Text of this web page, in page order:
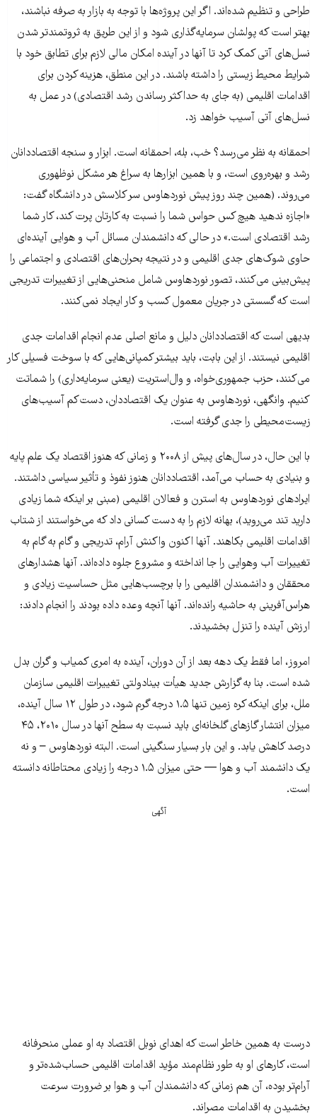
طراحی و تنظیم شده‌اند. اگر این پروژه‌ها با توجه به بازار به صرفه نباشند،
بهتر است که پولشان سرمایه‌گذاری شود و از این طریق به ثروتمندتر شدن
نسل‌های آتی کمک کرد تا آنها در آینده امکان مالی لازم برای تطابق خود با
شرایط محیط زیستی را داشته باشند. در این منطق، هزینه کردن برای
اقدامات اقلیمی (به جای به حداکثر رساندن رشد اقتصادی) در عمل به
نسل‌های آتی آسیب خواهد زد.
احمقانه به نظر می‌رسد؟ خب، بله، احمقانه است. ابزار و سنجه اقتصاددانان
رشد و بهره‌روی است، و با همین ابزارها به سراغ هر مشکل نوظهوری
می‌روند. (همین چند روز پیش نوردهاوس سر کلاسش در دانشگاه گفت:
«اجازه ندهید هیچ ‌کس حواس شما را نسبت به کارتان پرت کند، کار شما
رشد اقتصادی است.» در حالی که دانشمندان مسائل آب و هوایی آینده‌ای
حاوی شوک‌های جدی اقلیمی و در نتیجه بحران‌های اقتصادی و اجتماعی را
پیش‌بینی می‌کنند، تصور نوردهاوس شامل منحنی‌هایی از تغییرات تدریجی
است که گسستی در جریان معمول کسب و کار ایجاد نمی‌کنند.
بدیهی است که اقتصاددانان دلیل و مانع اصلی عدم انجام اقدامات جدی
اقلیمی نیستند. از این بابت، باید بیشتر کمپانی‌هایی که با سوخت فسیلی کار
می‌کنند، حزب جمهوری‌خواه، و وال‌استریت (یعنی سرمایه‌داری) را شماتت
کنیم. وانگهی، نوردهاوس به عنوان یک اقتصاددان، دست‌کم آسیب‌های
زیست‌محیطی را جدی گرفته است.
با این حال، در سال‌های پیش از ۲۰۰۸ و زمانی که هنوز اقتصاد یک علم پایه
و بنیادی به حساب می‌آمد، اقتصاددانان هنوز نفوذ و تأثیر سیاسی‌ داشتند.
ایرادهای نوردهاوس به استرن و فعالان اقلیمی (مبنی بر اینکه شما زیادی
دارید تند می‌روید)، بهانه لازم را به دست کسانی داد که می‌خواستند از شتاب
اقدامات اقلیمی بکاهند. آنها اکنون واکنش آرام، تدریجی و گام به گام به
تغییرات آب وهوایی را جا انداخته و مشروع جلوه داده‌اند. آنها هشدارهای
محققان و دانشمندان اقلیمی را با برچسب‌هایی مثل حساسیت زیادی و
هراس‌آفرینی به حاشیه رانده‌اند. آنها آنچه وعده داده بودند را انجام دادند:
ارزش آینده را تنزل بخشیدند.
امروز، اما فقط یک دهه بعد از آن دوران، آینده به امری کمیاب و گران بدل
شده است. بنا به گزارش جدید هیأت بینادولتی تغییرات اقلیمی سازمان
ملل، برای اینکه کره زمین تنها ۱.۵ درجه گرم شود، در طول ۱۲ سال آینده،
میزان انتشار گازهای گلخانه‌ای باید نسبت به سطح آنها در سال ۲۰۱۰، ۴۵
درصد کاهش یابد. و این بار بسیار سنگینی است. البته نوردهاوس – و نه
یک دانشمند آب و هوا — حتی میزان ۱.۵ درجه را زیادی محتاطانه دانسته
است.
آگهی
درست به همین خاطر است که اهدای نوبل اقتصاد به او عملی منحرفانه
است، کارهای او به طور نظام‌مند مؤید اقدامات اقلیمی حساب‌شده‌تر و
آرام‌تر بوده، آن هم زمانی که دانشمندان آب و هوا بر ضرورت سرعت
بخشیدن به اقدامات مصر‌اند.